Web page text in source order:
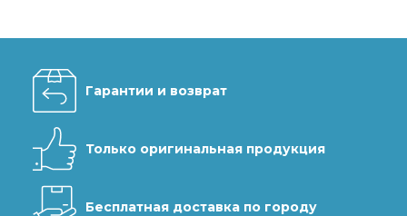
Гарантии и возврат
Только оригинальная продукция
Бесплатная доставка по городу